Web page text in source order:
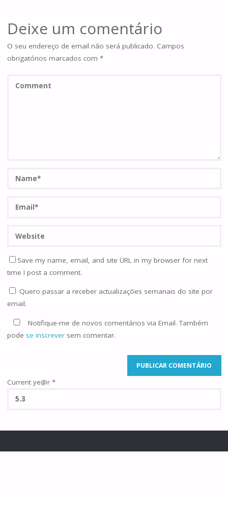
Deixe um comentário
O seu endereço de email não será publicado. Campos
obrigatórios marcados com *
Save my name, email, and site URL in my browser for next
time I post a comment.
Quero passar a receber actualizações semanais do site por
email.
Notifique-me de novos comentários via Email. Também
pode se inscreversem comentar.
Current ye@r *